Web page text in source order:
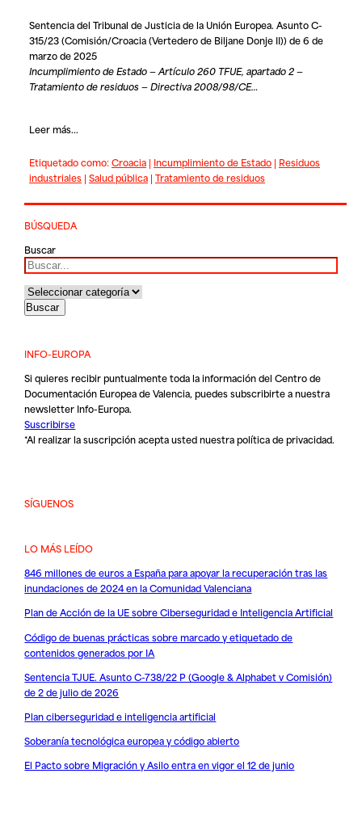
Sentencia del Tribunal de Justicia de la Unión Europea. Asunto C-
315/23 (Comisión/Croacia (Vertedero de Biljane Donje II)) de 6 de
marzo de 2025
Incumplimiento de Estado — Artículo 260 TFUE, apartado 2 —
Tratamiento de residuos — Directiva 2008/98/CE…
Leer más...
Etiquetado como:Croacia| Incumplimiento de Estado| Residuos
industriales| Salud pública| Tratamiento de residuos
BÚSQUEDA
Buscar
INFO-EUROPA
Si quieres recibir puntualmente toda la información del Centro de
Documentación Europea de Valencia, puedes subscribirte a nuestra
newsletter Info-Europa.
Suscribirse
*Al realizar la suscripción acepta usted nuestrapolítica de privacidad.
SÍGUENOS
LO MÁS LEÍDO
846 millones de euros a España para apoyar la recuperación tras las
inundaciones de 2024 en la Comunidad Valenciana
Plan de Acción de la UE sobre Ciberseguridad e Inteligencia Artificial
Código de buenas prácticas sobre marcado y etiquetado de
contenidos generados por IA
Sentencia TJUE. Asunto C-738/22 P (Google & Alphabet v Comisión)
de 2 de julio de 2026
Plan ciberseguridad e inteligencia artificial
Soberanía tecnológica europea y código abierto
El Pacto sobre Migración y Asilo entra en vigor el 12 de junio